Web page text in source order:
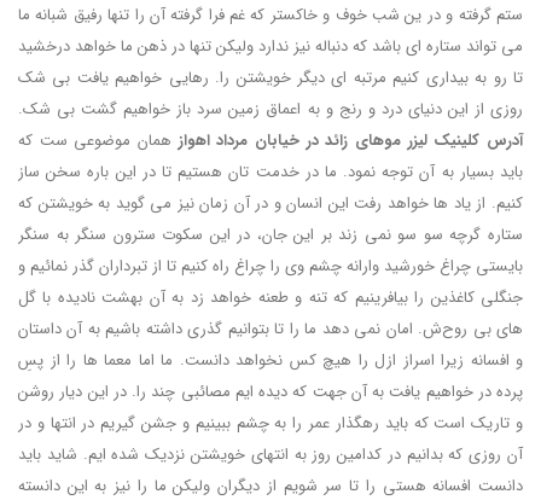
ستم گرفته و در ین شب خوف و خاکستر که غم فرا گرفته آن را تنها رفیق شبانه ما
می تواند ستاره ای باشد که دنباله نیز ندارد ولیکن تنها در ذهن ما خواهد درخشید
تا رو به بیداری کنیم مرتبه ای دیگر خویشتن را. رهایی خواهیم یافت بی شک
روزی از این دنیای درد و رنج و به اعماق زمین سرد باز خواهیم گشت بی شک.
آدرس کلینیک لیزر موهای زائد در خیابان مرداد اهواز همان موضوعی ست که
باید بسیار به آن توجه نمود. ما در خدمت تان هستیم تا در این باره سخن ساز
کنیم. از یاد ها خواهد رفت این انسان و در آن زمان نیز می گوید به خویشتن که
ستاره گرچه سو سو نمی زند بر این جان، در این سکوت سترون سنگر به سنگر
بایستی چراغ خورشید وارانه چشم وی را چراغ راه کنیم تا از تبرداران گذر نمائیم و
جنگلی کاغذین را بیافرینیم که تنه و طعنه خواهد زد به آن بهشت نادیده با گل
های بی روح‌ش. امان نمی دهد ما را تا بتوانیم گذری داشته باشیم به آن داستان
و افسانه زیرا اسراز ازل را هیچ کس نخواهد دانست. ما اما معما ها را از پسِ
پرده در خواهیم یافت به آن جهت که دیده ایم مصائبی چند را. در این دیار روشن
و تاریک است که باید رهگذار عمر را به چشم ببینیم و جشن گیریم در انتها و در
آن روزی که بدانیم در کدامین روز به انتهای خویشتن نزدیک شده ایم. شاید باید
دانست افسانه هستی را تا سر شویم از دیگران ولیکن ما را نیز به این دانسته